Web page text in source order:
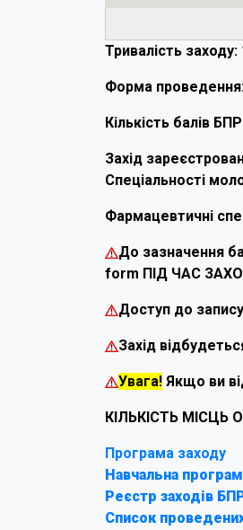
Тривалість
Форма
Кількість балів
Захід
Спеціальності
Фармацевтичні
До зазначення
form ПІД ЧАС
Доступ до
Захід
Увага! Якщо ви
КІЛЬКІСТЬ МІСЦЬ
Програма заходу
Навчальна
Реєстр заходів
Список